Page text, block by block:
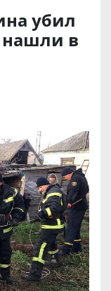
убил
нашли в